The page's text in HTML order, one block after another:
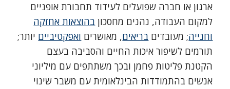
ארגון או חברה שפועלים לעידוד תחבורת אופניים
למקום העבודה, נהנים מחסכון בהוצאות אחזקה
וחנייה; מעובדים בריאים, מאושרים ואפקטיביים יותר;
תורמים לשיפור איכות החיים והסביבה בעצם
הקטנת פליטות פחמן ובכך משתתפים עם מיליוני
אנשים בהתמודדות הבינלאומית עם משבר שינוי